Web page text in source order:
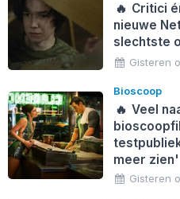
🔥 Critici
nieuwe
slechtste
Gisteren
Bioscoop
🔥 Veel
meer zien'
Gisteren